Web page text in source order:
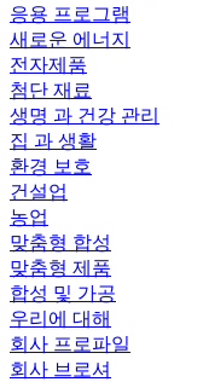
응용 프로그램
새로운 에너지
전자제품
첨단 재료
생명 과 건강 관리
집 과 생활
환경 보호
건설업
농업
맞춤형 합성
맞춤형 제품
합성 및 가공
우리에 대해
회사 프로파일
회사 브로셔